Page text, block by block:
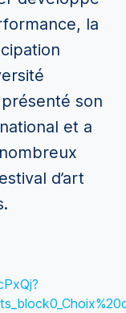
la
présenté son
et a
d’art